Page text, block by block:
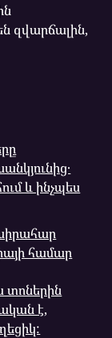
զվարճալին,
և ինչպես
համար
տոներին
է,